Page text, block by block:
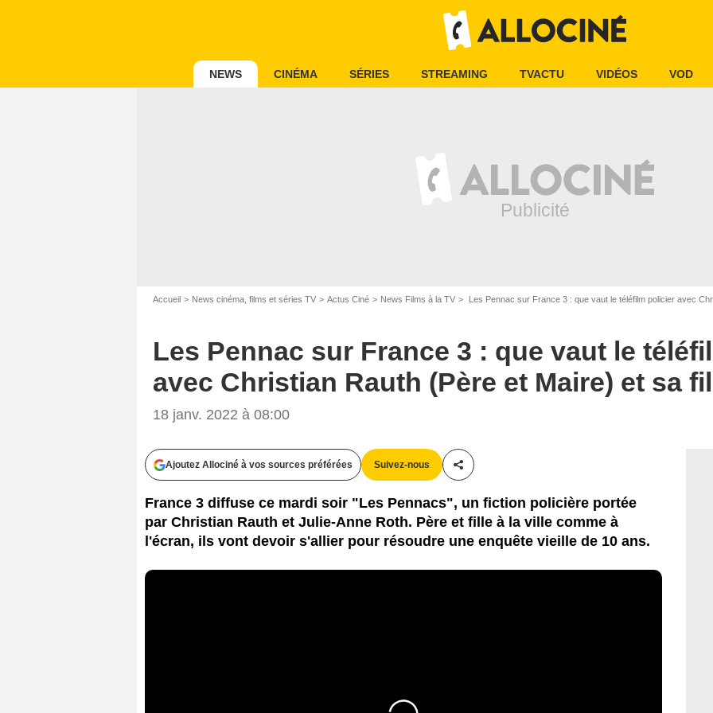
NEWS CINÉMA SÉRIES STREAMING TVACTU VIDÉOS VOD
Accueil News cinéma, films et séries TV Actus Ciné News Films à la TV Les Pennac sur France 3 : que vaut le téléfilm policier avec
Les Pennac sur France 3 : que vaut le
avec Christian Rauth (Père et Maire) et sa
18 janv. 2022 à 08:00
Ajoutez Allociné à vos sources préférées Suivez-nous
Partager cet article
France 3 diffuse ce mardi soir "Les Pennacs", un fiction policière portée
par Christian Rauth et Julie-Anne Roth. Père et fille à la ville comme à
l'écran, ils vont devoir s'allier pour résoudre une enquête vieille de 10 ans.